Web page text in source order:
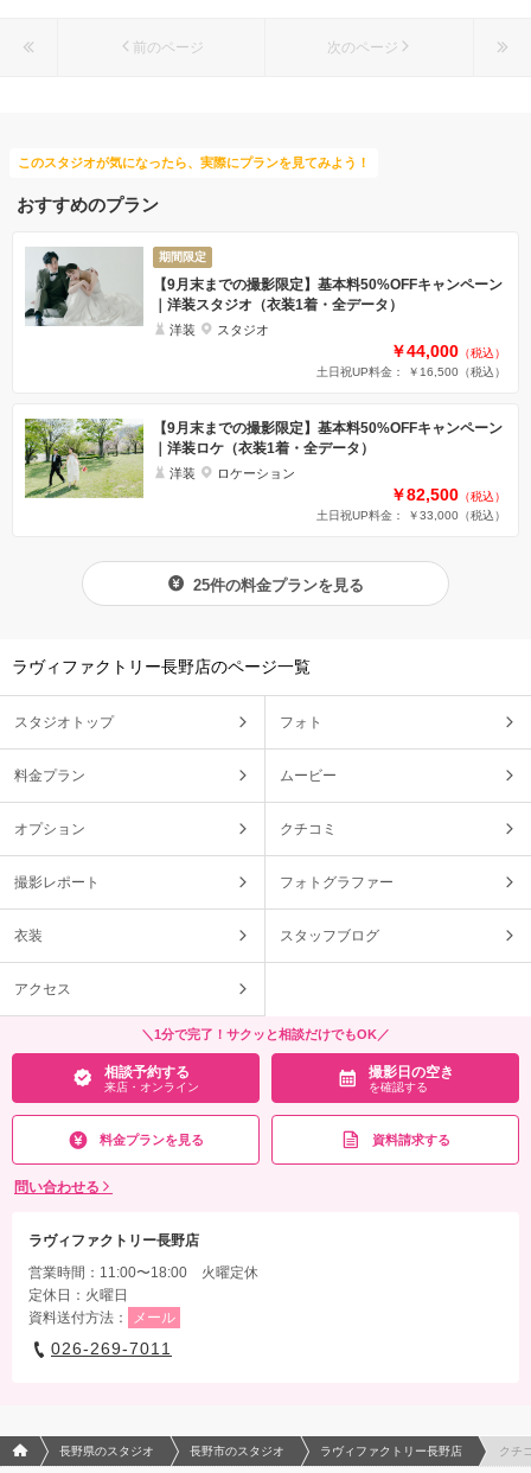
前のページ 次のページ
このスタジオが気になったら、実際にプランを見てみよう！
おすすめのプラン
期間限定
【9月末までの撮影限定】基本料50%OFFキャンペーン
｜洋装スタジオ（衣装1着・全データ）
洋装 スタジオ
￥44,000 （税込）
土日祝UP料金： ￥16,500 （税込）
【9月末までの撮影限定】基本料50%OFFキャンペーン
｜洋装ロケ（衣装1着・全データ）
洋装 ロケーション
￥82,500 （税込）
土日祝UP料金： ￥33,000 （税込）
25件の料金プランを見る
ラヴィファクトリー長野店のページ一覧
スタジオトップ フォト
料金プラン ムービー
オプション クチコミ
撮影レポート フォトグラファー
衣装 スタッフブログ
アクセス
＼1分で完了！サクッと相談だけでもOK／
相談予約する
来店・オンライン
撮影日の空き
を確認する
料金プランを見る 資料請求する
問い合わせる
ラヴィファクトリー長野店
営業時間：11:00〜18:00 火曜定休
定休日：火曜日
資料送付方法：
メール
026-269-7011
フォトウエディング/結婚写真のPhotorait ホーム
長野県のスタジオ 長野市のスタジオ ラヴィファクトリー長野店 クチ